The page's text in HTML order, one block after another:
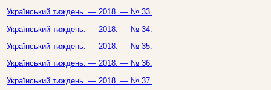
Український тиждень. — 2018. — № 33.
Український тиждень. — 2018. — № 34.
Український тиждень. — 2018. — № 35.
Український тиждень. — 2018. — № 36.
Український тиждень. — 2018. — № 37.